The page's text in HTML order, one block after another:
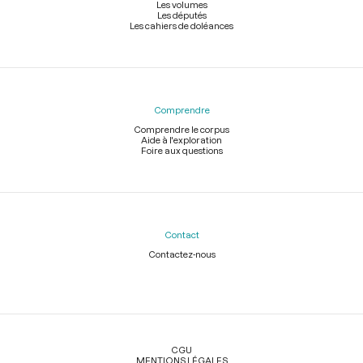
Les volumes
Les députés
Les cahiers de doléances
Comprendre
Comprendre le corpus
Aide à l'exploration
Foire aux questions
Contact
Contactez-nous
Légal
CGU
MENTIONS LÉGALES